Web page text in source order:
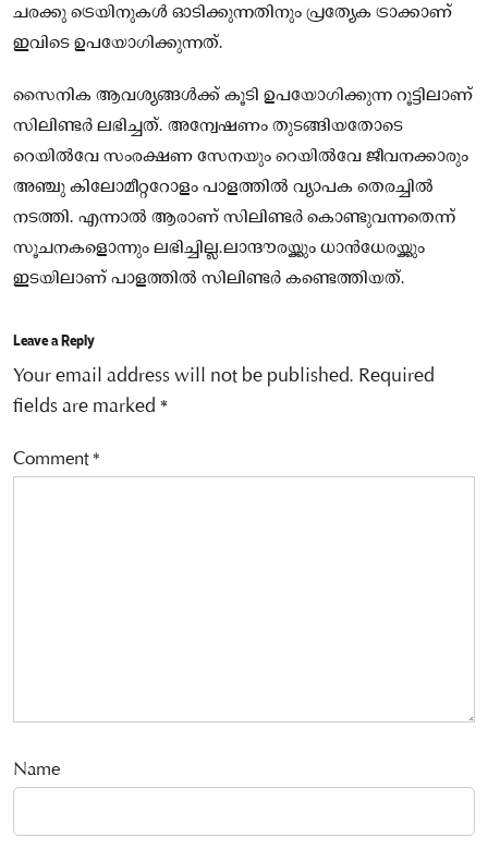
ചരക്കു ട്രെയിനുകള്‍ ഓടിക്കുന്നതിനും പ്രത്യേക ട്രാക്കാണ്
ഇവിടെ ഉപയോഗിക്കുന്നത്.
സൈനിക ആവശ്യങ്ങള്‍ക്ക് കൂടി ഉപയോഗിക്കുന്ന റൂട്ടിലാണ്
സിലിണ്ടർ ലഭിച്ചത്. അന്വേഷണം തുടങ്ങിയതോടെ
റെയില്‍വേ സംരക്ഷണ സേനയും റെയില്‍വേ ജീവനക്കാരും
അഞ്ചു കിലോമീറ്ററോളം പാളത്തില്‍ വ്യാപക തെരച്ചില്‍
നടത്തി. എന്നാല്‍ ആരാണ് സിലിണ്ടർ കൊണ്ടുവന്നതെന്ന്
സൂചനകളൊന്നും ലഭിച്ചില്ല.ലാന്ദൗരയ്ക്കും ധാൻധേരയ്ക്കും
ഇടയിലാണ് പാളത്തില്‍ സിലിണ്ടർ കണ്ടെത്തിയത്.
Leave a Reply
Your email address will not be published. Required
fields are marked *
Comment*
Name